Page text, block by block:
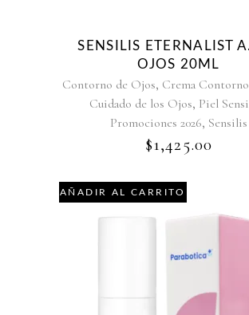
SENSILIS ETERNALIST
OJOS 20ML
Contorno de Ojos, Crema
Cuidado de los Ojos, Piel
Promociones 2026, Sensilis
$1,425.00
AÑADIR AL CARRITO